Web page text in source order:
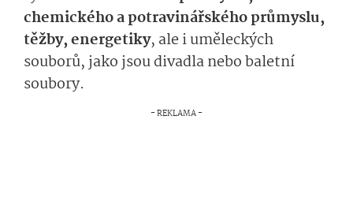
chemického a potravinářského průmyslu,
těžby, energetiky, ale i uměleckých
souborů, jako jsou divadla nebo baletní
soubory.